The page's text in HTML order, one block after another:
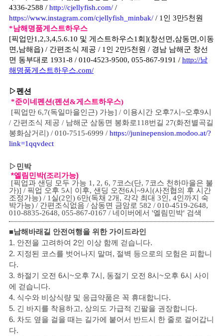
4336-2588 / http://cjellyfish.com/ /
https://www.instagram.com/cjellyfish_minbak/ / 1인 3만5천원
*남해명품게스트하우스
[픽업만1,2,3,4,5.6.10 및 게스트하우스1회](창선면,삼동면,이동
면,남해읍) / 간편조식 제공 / 1인 2만5천원 / 경남 남해군 창선
면 동부대로 1931-8 / 010-4523-9500, 055-867-9191 / http://남
해명품게스트하우스.com/
▷펜션
*준이네펜션(펜션&게스트하우스)
[픽업만 6,7(독일마을인근) 가능] / 이용시간 오후7시~오후9시
/ 간편조식 제공 / 남해군 삼동면 봉화로118번길 27(화전별곡길
봉화삼거리) / 010-7515-6999 / https://juninepension.modoo.at/?
link=1qqvdect
▷민박
*엘림민박(조리가능)
[픽업과 샌딩 모두 가능 1, 2, 6, 7코스(단, 7코스 천하마을은 불
가)] / 픽업 오후 5시 이후, 샌딩 오전6시~9시(사전협의 후 시간
조정가능) / 1실(2인) 6만(독채 2개, 각각 최대 3인, 4인까지 숙
박가능) / 간편조식없음 / 삼동면 금암로 582 / 010-4519-2648,
010-8835-2648, 055-867-0167 / 네이버에서 '엘림민박' 검색
■남해 바래길 안전여행을 위한 가이드라인
1. 안전을 고려하여 2인 이상 함께 걷습니다.
2. 지정된 코스를 벗어나지 말며 , 절벽 등으로의 모험은 피합니
다.
3. 하절기 오전 6시 ~오후 7시 , 동절기 오전 8시 ~오후 6시 사이
에 걷습니다.
4. 식수와 비상식량 및 응급약품은 꼭 휴대합니다.
5. 긴 바지를 착용하고, 상의도 가급적 긴팔을 권장합니다.
6. 차도 옆을 걸을 때는 길가에 붙어서 반드시 한 줄로 걸어갑니
다.